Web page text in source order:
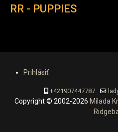
RR - PUPPIES
Prihlásiť
+421907447787
Copyright © 2002-2026 Milada